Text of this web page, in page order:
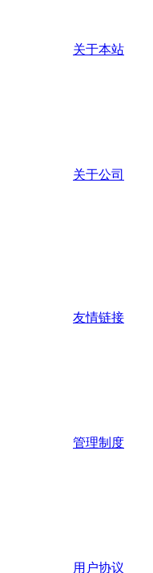
关于本站
关于公司
友情链接
管理制度
用户协议